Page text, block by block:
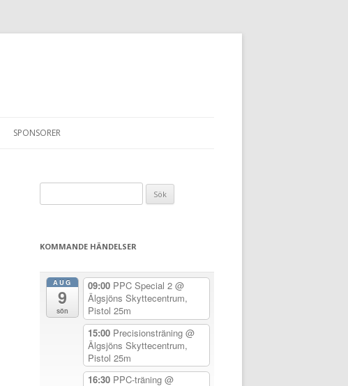
SPONSORER
efter:
KOMMANDE HÄNDELSER
AUG
9
sön
09:00 PPC Special 2 @
Älgsjöns Skyttecentrum,
Pistol 25m
15:00 Precisionsträning @
Älgsjöns Skyttecentrum,
Pistol 25m
16:30 PPC-träning @